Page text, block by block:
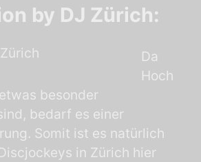
by DJ Zürich:
Da
Hoch
besonder
bedarf es einer
Somit ist es natürlich
in Zürich hier